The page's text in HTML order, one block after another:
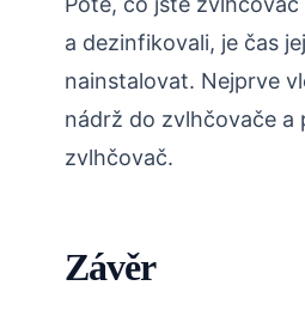
a dezinfikovali, je čas
nainstalovat. Nejprve
nádrž do zvlhčovače a
zvlhčovač.
Závěr